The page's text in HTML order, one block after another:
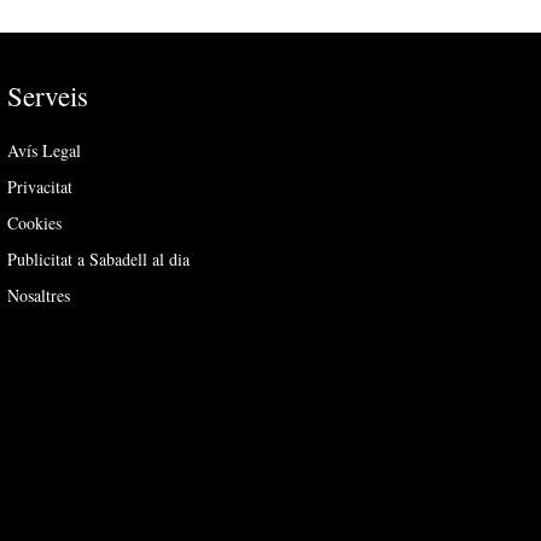
Serveis
Avís Legal
Privacitat
Cookies
Publicitat a Sabadell al dia
Nosaltres